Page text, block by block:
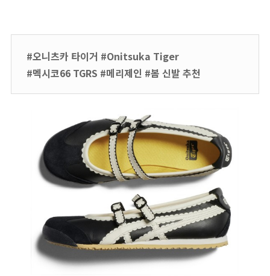
#오니츠카 타이거 #Onitsuka Tiger
#멕시코66 TGRS #메리제인 #봄 신발 추천